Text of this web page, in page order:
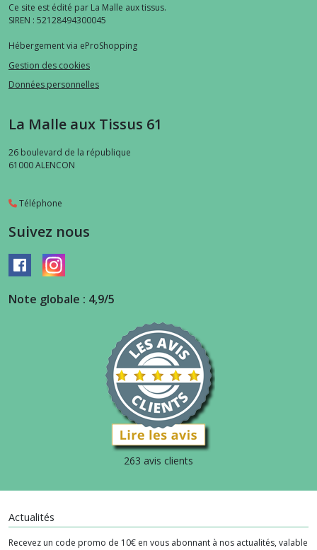
Ce site est édité par La Malle aux tissus.
SIREN : 52128494300045
Hébergement via eProShopping
Gestion des cookies
Données personnelles
La Malle aux Tissus 61
26 boulevard de la république
61000ALENCON
Téléphone
Suivez nous
Note globale : 4,9/5
263 avis clients
Actualités
Recevez un code promo de 10€ en vous abonnant à nos actualités, valable